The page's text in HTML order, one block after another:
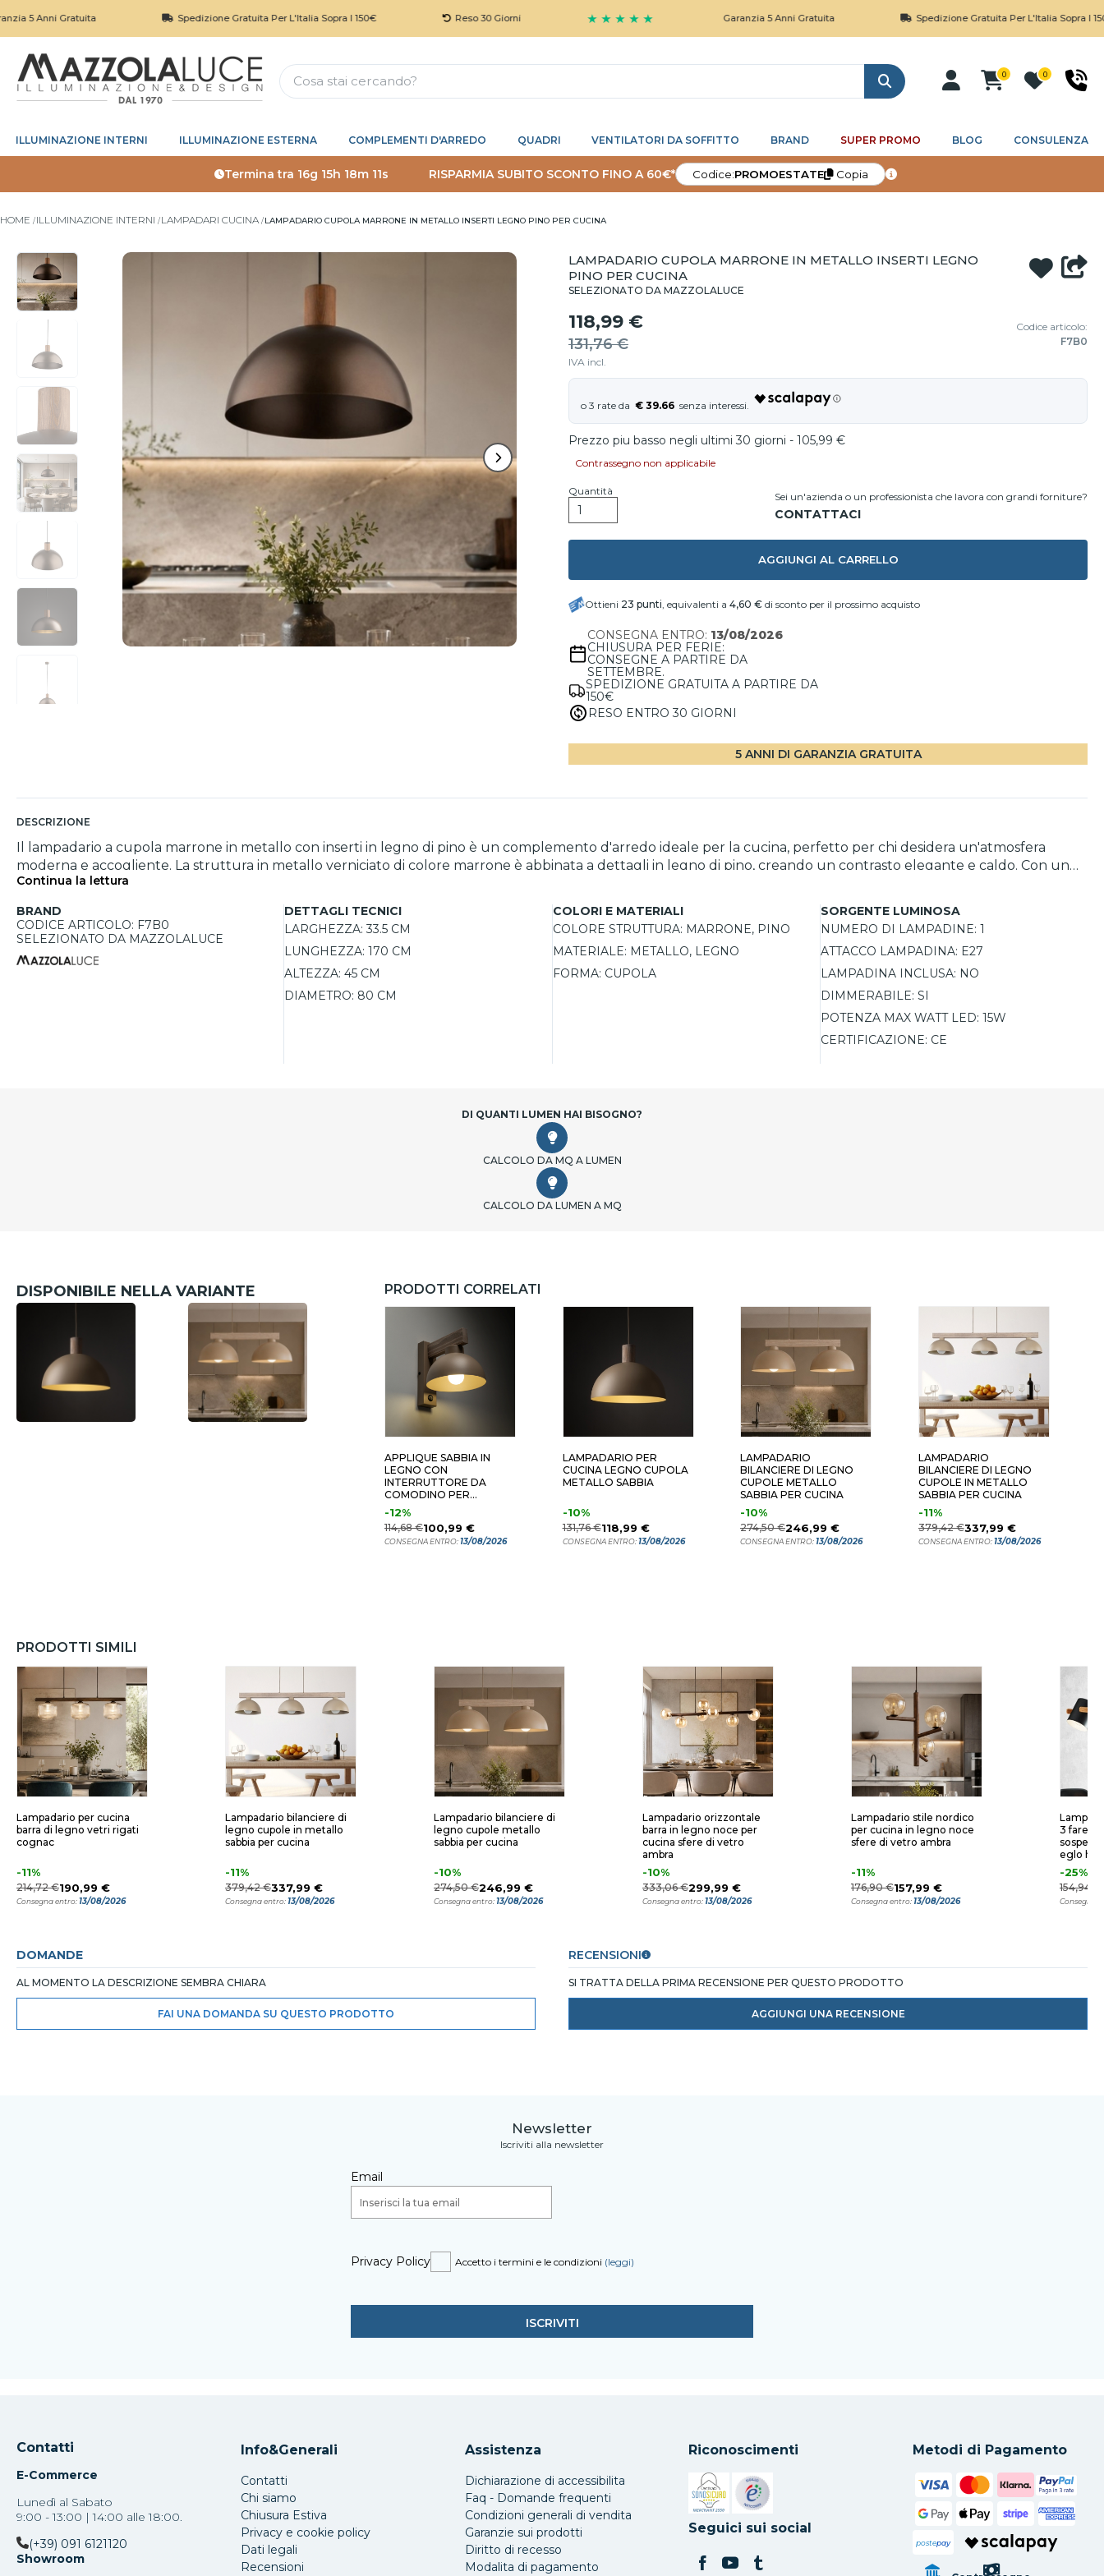
Gratuita Spedizione Gratuita Per L'Italia Sopra I 150€ Reso 30 Giorni ★ ★ ★ ★ ★ Garanzia 5 Anni Gratuita Spedizione Gratuita Per L'Italia Sopra I 150€
Cerca
0 0
ILLUMINAZIONE INTERNI ILLUMINAZIONE ESTERNA COMPLEMENTI D'ARREDO QUADRI VENTILATORI DA SOFFITTO BRAND SUPER PROMO BLOG CONSULENZA
Termina tra 16g 15h 18m 10s RISPARMIA SUBITO SCONTO FINO A 60€* Codice:PROMOESTATE Copia
HOME ILLUMINAZIONE INTERNI LAMPADARI CUCINA LAMPADARIO CUPOLA MARRONE IN METALLO INSERTI LEGNO PINO PER CUCINA
LAMPADARIO CUPOLA MARRONE IN METALLO INSERTI LEGNO
PINO PER CUCINA
SELEZIONATO DA MAZZOLALUCE
118,99 €
131,76 €
IVA incl.
Codice articolo:
F7B0
€ 39.66
Prezzo piu basso negli ultimi 30 giorni - 105,99 €
Contrassegno non applicabile
Quantità Sei un'azienda o un professionista che lavora con grandi forniture?
AGGIUNGI AL CARRELLO
Ottieni 23 punti, equivalenti a 4,60 € di sconto per il prossimo acquisto
CONSEGNA ENTRO: 13/08/2026
CHIUSURA PER FERIE:
CONSEGNE A PARTIRE DA
SETTEMBRE.
SPEDIZIONE GRATUITA A PARTIRE DA
150€
RESO ENTRO 30 GIORNI
5 ANNI DI GARANZIA GRATUITA
DESCRIZIONE
Il lampadario a cupola marrone in metallo con inserti in legno di pino è un complemento d'arredo ideale per la cucina, perfetto per chi desidera un'atmosfera
moderna e accogliente. La struttura in metallo verniciato di colore marrone è abbinata a dettagli in legno di pino, creando un contrasto elegante e caldo. Con un
design che richiama lo stile loft e rustico, si adatta facilmente a diversi ambienti, dalla cucina al soggiorno. La lampada è dimmerabile, offrendo la possibilità di
regolare l'intensità della luce in base alle esigenze. Inoltre, è possibile variare il tipo di illuminazione grazie all'attacco E27, rendendola versatile per ogni preferenza.
Continua la lettura
BRAND
CODICE ARTICOLO: F7B0
SELEZIONATO DA MAZZOLALUCE
DETTAGLI TECNICI
LARGHEZZA: 33.5 CM
LUNGHEZZA: 170 CM
ALTEZZA: 45 CM
DIAMETRO: 80 CM
COLORI E MATERIALI
COLORE STRUTTURA: MARRONE, PINO
MATERIALE: METALLO, LEGNO
FORMA: CUPOLA
SORGENTE LUMINOSA
NUMERO DI LAMPADINE: 1
ATTACCO LAMPADINA: E27
LAMPADINA INCLUSA: NO
DIMMERABILE: SI
POTENZA MAX WATT LED: 15W
CERTIFICAZIONE: CE
DI QUANTI LUMEN HAI BISOGNO?
CALCOLO DA MQ A LUMEN
CALCOLO DA LUMEN A MQ
DISPONIBILE NELLA VARIANTE PRODOTTI CORRELATI
APPLIQUE SABBIA IN
LEGNO CON
INTERRUTTORE DA
COMODINO PER
CAMERA DA LETTO
-12%
114,68 €100,99 €
CONSEGNA ENTRO:13/08/2026
LAMPADARIO PER
CUCINA LEGNO CUPOLA
METALLO SABBIA
-10%
131,76 €118,99 €
CONSEGNA ENTRO:13/08/2026
LAMPADARIO
BILANCIERE DI LEGNO
CUPOLE METALLO
SABBIA PER CUCINA
-10%
274,50 €246,99 €
CONSEGNA ENTRO:13/08/2026
LAMPADARIO
BILANCIERE DI LEGNO
CUPOLE IN METALLO
SABBIA PER CUCINA
-11%
379,42 €337,99 €
CONSEGNA ENTRO:13/08/2026
PRODOTTI SIMILI
Lampadario per cucina
barra di legno vetri rigati
cognac
-11%
214,72 €190,99 €
Consegna entro:13/08/2026
Lampadario bilanciere di
legno cupole in metallo
sabbia per cucina
-11%
379,42 €337,99 €
Consegna entro:13/08/2026
Lampadario bilanciere di
legno cupole metallo
sabbia per cucina
-10%
274,50 €246,99 €
Consegna entro:13/08/2026
Lampadario orizzontale
barra in legno noce per
cucina sfere di vetro
ambra
-10%
333,06 €299,99 €
Consegna entro:13/08/2026
Lampadario stile nordico
per cucina in legno noce
sfere di vetro ambra
-11%
176,90 €157,99 €
Consegna entro:13/08/2026
3 faretti
eglo
-25%
154,94 €
Consegna
DOMANDE
AL MOMENTO LA DESCRIZIONE SEMBRA CHIARA
FAI UNA DOMANDA SU QUESTO PRODOTTO
RECENSIONI
SI TRATTA DELLA PRIMA RECENSIONE PER QUESTO PRODOTTO
AGGIUNGI UNA RECENSIONE
Newsletter
Iscriviti alla newsletter
Email
Privacy Policy Accetto i termini e le condizioni (leggi)
Contatti
E-Commerce
Lunedì al Sabato
9:00 - 13:00 | 14:00 alle 18:00.
(+39) 091 6121120
Showroom
Info&Generali
Contatti
Chi siamo
Chiusura Estiva
Privacy e cookie policy
Dati legali
Recensioni
Assistenza
Dichiarazione di accessibilita
Faq - Domande frequenti
Condizioni generali di vendita
Garanzie sui prodotti
Diritto di recesso
Modalita di pagamento
Riconoscimenti
Si apre in una nuova scheda
Si apre in una nuova scheda
Seguici sui social
Metodi di Pagamento
postepay